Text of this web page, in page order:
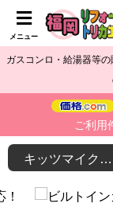
メニュー
ガスコンロ・給湯器等
ご利用